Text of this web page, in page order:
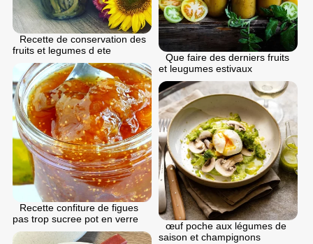
Recette de conservation des
fruits et legumes d ete
Que faire des derniers fruits
et leugumes estivaux
Recette confiture de figues
pas trop sucree pot en verre
œuf poche aux légumes de
saison et champignons